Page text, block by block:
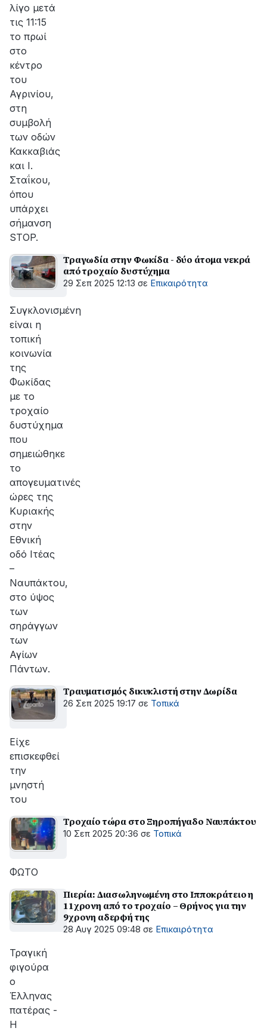
λίγο μετά
τις 11:15
το πρωί
στο
κέντρο
του
Αγρινίου,
στη
συμβολή
των οδών
Κακκαβιάς
και Ι.
Σταΐκου,
όπου
υπάρχει
σήμανση
STOP.
Τραγωδία στην Φωκίδα - δύο άτομα νεκρά
από τροχαίο δυστύχημα
29 Σεπ 2025 12:13 σε Επικαιρότητα
Συγκλονισμένη
είναι η
τοπική
κοινωνία
της
Φωκίδας
με το
τροχαίο
δυστύχημα
που
σημειώθηκε
το
απογευματινές
ώρες της
Κυριακής
στην
Εθνική
οδό Ιτέας
–
Ναυπάκτου,
στο ύψος
των
σηράγγων
των
Αγίων
Πάντων.
Τραυματισμός δικυκλιστή στην Δωρίδα
26 Σεπ 2025 19:17 σε Τοπικά
Είχε
επισκεφθεί
την
μνηστή
του
Τροχαίο τώρα στο Ξηροπήγαδο Ναυπάκτου
10 Σεπ 2025 20:36 σε Τοπικά
ΦΩΤΟ
Πιερία: Διασωληνωμένη στο Ιπποκράτειο η
11χρονη από το τροχαίο – Θρήνος για την
9χρονη αδερφή της
28 Αυγ 2025 09:48 σε Επικαιρότητα
Τραγική
φιγούρα
ο
Έλληνας
πατέρας -
Η